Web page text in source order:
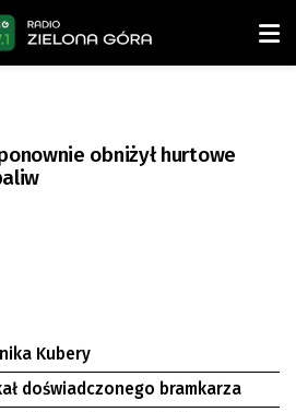
obniżył hurtowe
Kubery
doświadczonego bramkarza